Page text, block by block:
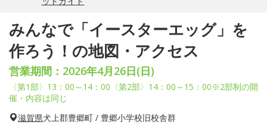
みんなで「イースターエッグ」を
作ろう！の地図・アクセス
営業期間：2026年4月26日(日)
〈第1部〉13：00～14：00〈第2部〉14：00～15：00※2部制の開
催・内容は同じ
滋賀県犬上郡豊郷町 / 豊郷小学校旧校舎群